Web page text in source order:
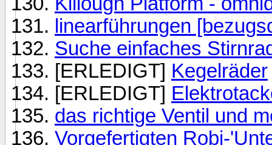
linearführungen
Suche einfaches
[ERLEDIGT] Kegelräder
[ERLEDIGT]
das richtige Ventil und
Vorgefertigten Robi-